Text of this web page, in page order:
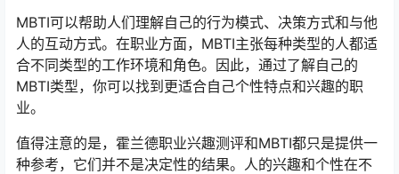
MBTI可以帮助人们理解自己的行为模式、决策方式和与他
人的互动方式。在职业方面，MBTI主张每种类型的人都适
合不同类型的工作环境和角色。因此，通过了解自己的
MBTI类型，你可以找到更适合自己个性特点和兴趣的职
业。
值得注意的是，霍兰德职业兴趣测评和MBTI都只是提供一
种参考，它们并不是决定性的结果。人的兴趣和个性在不